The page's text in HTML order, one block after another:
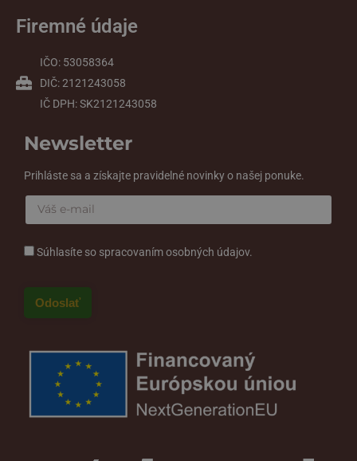
Firemné údaje
IČO: 53058364
DIČ: 2121243058
IČ DPH: SK2121243058
Newsletter
Prihláste sa a získajte pravidelné novinky o našej ponuke.
Súhlasíte so spracovaním osobných údajov.